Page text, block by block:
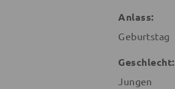
Anlass:
Geburtstag
Geschlecht:
Jungen